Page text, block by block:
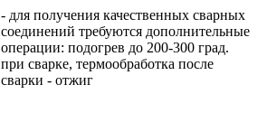
- для получения качественных сварных
соединений требуются дополнительные
операции: подогрев до 200-300 град.
при сварке, термообработка после
сварки - отжиг